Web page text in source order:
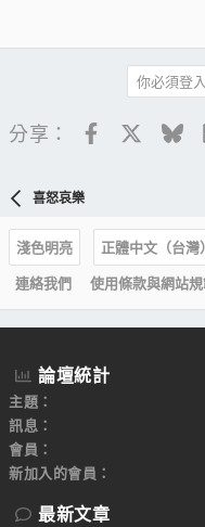
你必須登
分享： Facebook
喜怒哀樂
淺色明亮
正體中文（台灣）
連絡我們
使用條款與網站
論壇統計
主題
訊息
會員
新加入的會員
最新文章